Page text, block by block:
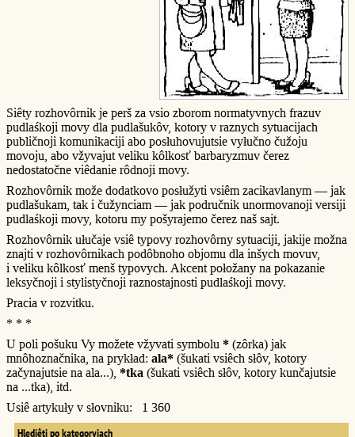
Siêty rozhovôrnik je perš za vsio zborom normatyvnych frazuv
pudlaśkoji movy dla pudlašukôv, kotory v raznych sytuacijach
publičnoji komunikaciji abo posłuhovujutsie vyłučno čužoju
movoju, abo vžyvajut veliku kôlkosť barbaryzmuv čerez
nedostatočne viêdanie rôdnoji movy.
Rozhovôrnik može dodatkovo posłužyti vsiêm zacikavlanym — jak
pudlašukam, tak i čužynciam — jak područnik unormovanoji versiji
pudlaśkoji movy, kotoru my pošyrajemo čerez naš sajt.
Rozhovôrnik ułučaje vsiê typovy rozhovôrny sytuaciji, jakije možna
znajti v rozhovôrnikach podôbnoho objomu dla inšych movuv,
i veliku kôlkosť menš typovych. Akcent połožany na pokazanie
leksyčnoji i stylistyčnoji raznostajnosti pudlaśkoji movy.
Pracia v rozvitku.
* * *
U poli pošuku Vy možete vžyvati symbolu * (zôrka) jak
mnôhoznačnika, na prykład: ala* (šukati vsiêch słôv, kotory
začynajutsie na ala...), *tka (šukati vsiêch słôv, kotory kunčajutsie
na ...tka), itd.
Usiê artykuły v słovniku: 1 360
Hlediêti po kategoryjach